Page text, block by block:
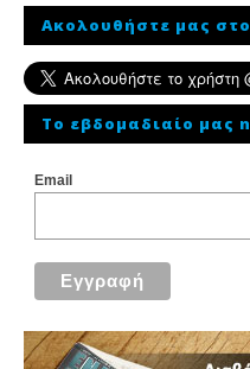
Ακολουθήστε μας
To εβδομαδιαίο μας
Email